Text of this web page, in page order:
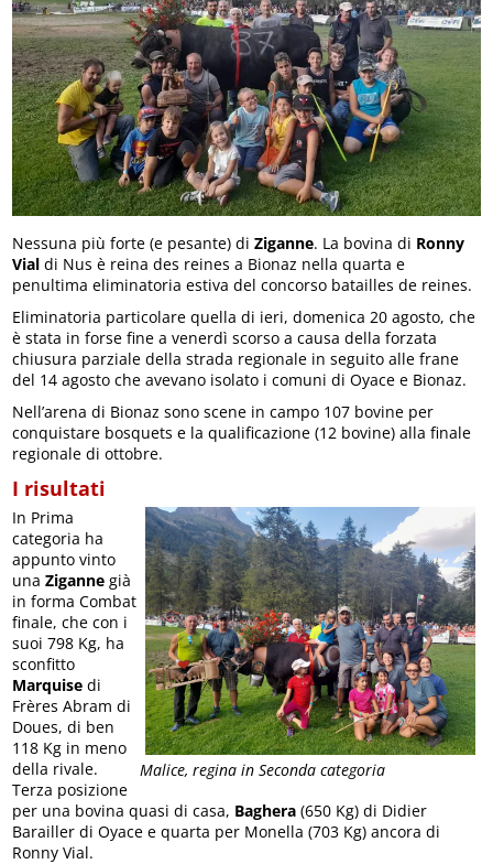
Nessuna più forte (e pesante) diZiganne. La bovina di Ronny
Vial di Nus è reina des reines a Bionaz nella quarta e
penultima eliminatoria estiva del concorso batailles de reines.
Eliminatoria particolare quella di ieri, domenica 20 agosto, che
è stata in forse fine a venerdì scorso a causa della forzata
chiusura parziale della strada regionale in seguito alle frane
del 14 agosto che avevano isolato i comuni di Oyace e Bionaz.
Nell’arena di Bionaz sono scene in campo 107 bovine per
conquistare bosquets e la qualificazione (12 bovine) alla finale
regionale di ottobre.
I risultati
Malice, regina in Seconda categoria
In Prima
categoria ha
appunto vinto
unaZiganne già
in forma Combat
finale, che con i
suoi 798 Kg, ha
sconfitto
Marquise di
Frères Abram di
Doues, di ben
118 Kg in meno
della rivale.
Terza posizione
per una bovina quasi di casa, Baghera (650 Kg) di Didier
Barailler di Oyace e quarta per Monella (703 Kg) ancora di
Ronny Vial.